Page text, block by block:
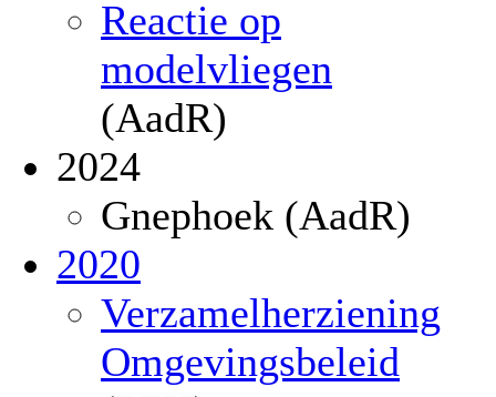
Reactie op
modelvliegen
(AadR)
2024
Gnephoek (AadR)
2020
Verzamelherziening
Omgevingsbeleid